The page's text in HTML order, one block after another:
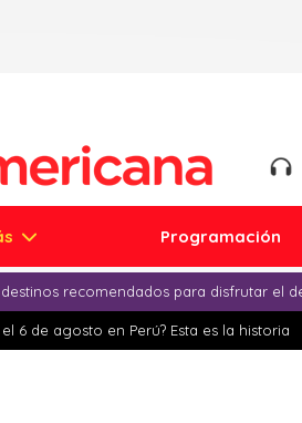
Programación
recomendados para disfrutar el
6 de agosto en Perú? Esta es la historia